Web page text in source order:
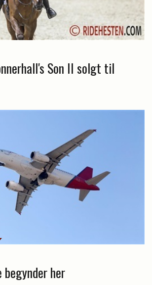
Son II solgt til
her